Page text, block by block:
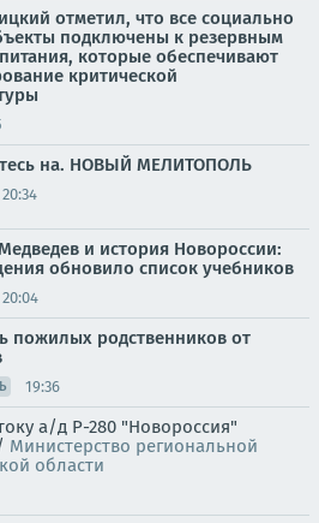
отметил, что все социально
подключены к резервным
которые обеспечивают
критической
на. НОВЫЙ МЕЛИТОПОЛЬ
20:34
и история Новороссии:
обновило список учебников
20:04
пожилых родственников от
19:36
а/д Р-280 "Новороссия"
Министерство региональной
области